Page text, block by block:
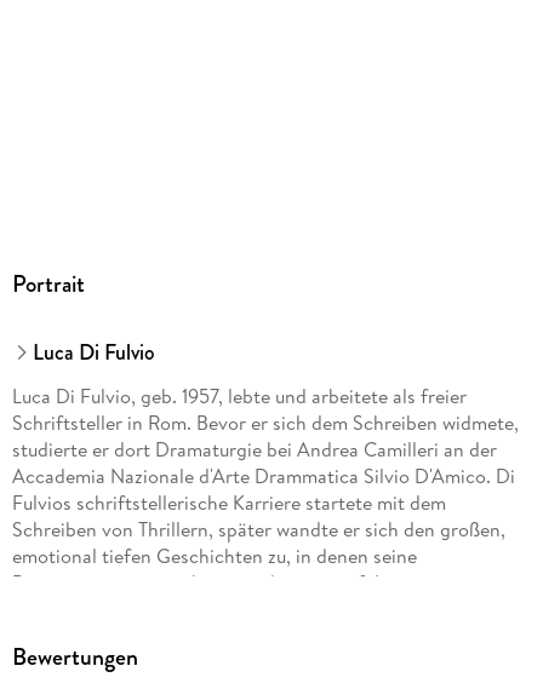
Portrait
Luca Di Fulvio
Luca Di Fulvio, geb. 1957, lebte und arbeitete als freier
Schriftsteller in Rom. Bevor er sich dem Schreiben widmete,
studierte er dort Dramaturgie bei Andrea Camilleri an der
Accademia Nazionale d'Arte Drammatica Silvio D'Amico. Di
Fulvios schriftstellerische Karriere startete mit dem
Schreiben von Thrillern, später wandte er sich den großen,
emotional tiefen Geschichten zu, in denen seine
Protagonist:innen sich gegen die mannigfaltigen
Sinn für Gerechtigkeit und riss mit jedem Roman seine große
Bewertungen